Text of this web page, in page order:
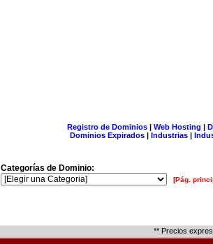
Registro de Dominios| Web Hosting |
Dominios Expirados | Industrias |
Categorías de Dominio:
[Pág.
** Precios